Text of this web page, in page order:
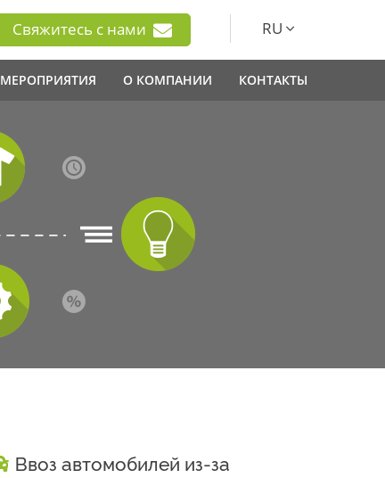
Свяжитесь с нами RU
МЕРОПРИЯТИЯ О КОМПАНИИ КОНТАКТЫ
Ввоз автомобилей из-за